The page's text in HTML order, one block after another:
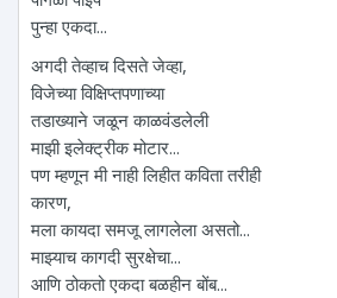
पुन्हा एकदा...
अगदी तेव्हाच दिसते जेव्हा,
विजेच्या विक्षिप्तपणाच्या
तडाख्याने जळून काळवंडलेली
माझी इलेक्ट्रीक मोटार...
पण म्हणून मी नाही लिहीत कविता तरीही
कारण,
मला कायदा समजू लागलेला असतो...
माझ्याच कागदी सुरक्षेचा...
आणि ठोकतो एकदा बळहीन बोंब...